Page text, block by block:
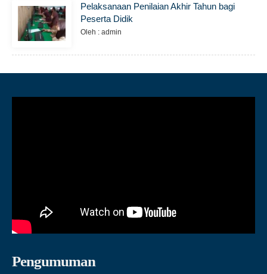
Pelaksanaan Penilaian Akhir Tahun bagi
Peserta Didik
Oleh : admin
Pengumuman